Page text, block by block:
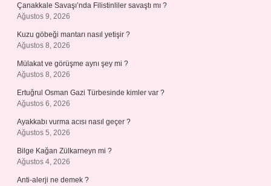
Çanakkale Savaşı’nda Filistinliler savaştı mı ?
Ağustos 9, 2026
Kuzu göbeği mantarı nasıl yetişir ?
Ağustos 8, 2026
Mülakat ve görüşme aynı şey mi ?
Ağustos 8, 2026
Ertuğrul Osman Gazi Türbesinde kimler var ?
Ağustos 6, 2026
Ayakkabı vurma acısı nasıl geçer ?
Ağustos 5, 2026
Bilge Kağan Zülkarneyn mi ?
Ağustos 4, 2026
Anti-alerji ne demek ?